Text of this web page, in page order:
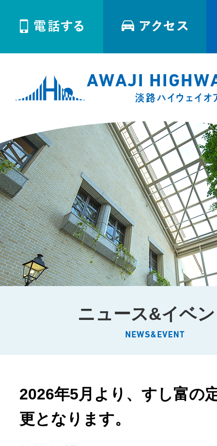
ニュース&イベ
2026年5月より、すし富の
更となります。